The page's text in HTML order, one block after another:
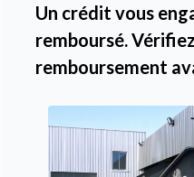
Un crédit vous
remboursé.
remboursement